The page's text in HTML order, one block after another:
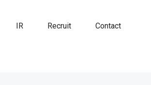
IR Recruit Contact